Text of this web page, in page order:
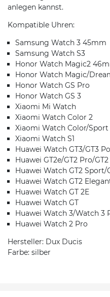
anlegen kannst.
Kompatible Uhren:
Samsung Watch 3 45mm
Samsung Watch S3
Honor Watch Magic2
Honor Watch Magic/
Honor Watch GS Pro
Honor Watch GS 3
Xiaomi Mi Watch
Xiaomi Watch Color 2
Xiaomi Watch Color/Sport
Xiaomi Watch S1
Huawei Watch GT3/GT3
Huawei GT2e/GT2 Pro/
Huawei Watch GT2
Huawei Watch GT2
Huawei Watch GT 2E
Huawei Watch GT
Huawei Watch 3/Watch 3
Huawei Watch 2 Pro
Hersteller: Dux Ducis
Farbe: silber